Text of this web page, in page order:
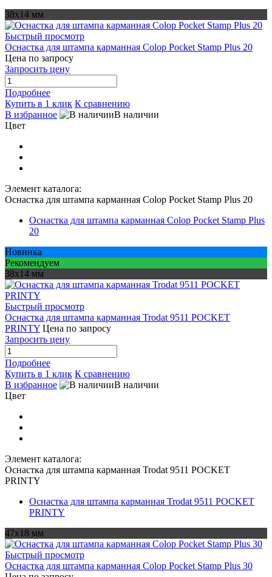
38х14 мм
Быстрый просмотр
Оснастка для штампа карманная Colop Pocket Stamp Plus 20
Цена по запросу
Запросить цену
Подробнее
Купить в 1 клик К сравнению
В избранное
В наличии
Цвет
Элемент каталога:
Оснастка для штампа карманная Colop Pocket Stamp Plus 20
Оснастка для штампа карманная Colop Pocket Stamp Plus
20
Новинка
Рекомендуем
38х14 мм
Быстрый просмотр
Оснастка для штампа карманная Trodat 9511 POCKET
PRINTY Цена по запросу
Запросить цену
Подробнее
Купить в 1 клик К сравнению
В избранное
В наличии
Цвет
Элемент каталога:
Оснастка для штампа карманная Trodat 9511 POCKET
PRINTY
Оснастка для штампа карманная Trodat 9511 POCKET
PRINTY
47х18 мм
Быстрый просмотр
Оснастка для штампа карманная Colop Pocket Stamp Plus 30